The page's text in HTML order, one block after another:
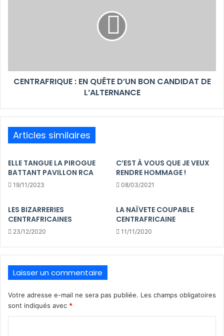
CENTRAFRIQUE : EN QUÊTE D’UN BON CANDIDAT DE
L’ALTERNANCE
Articles similaires
ELLE TANGUE LA PIROGUE
BATTANT PAVILLON RCA
19/11/2023
C’EST À VOUS QUE JE VEUX
RENDRE HOMMAGE !
08/03/2021
LES BIZARRERIES
CENTRAFRICAINES
23/12/2020
LA NAÏVETE COUPABLE
CENTRAFRICAINE
11/11/2020
Laisser un commentaire
Votre adresse e-mail ne sera pas publiée. Les champs obligatoires
sont indiqués avec *